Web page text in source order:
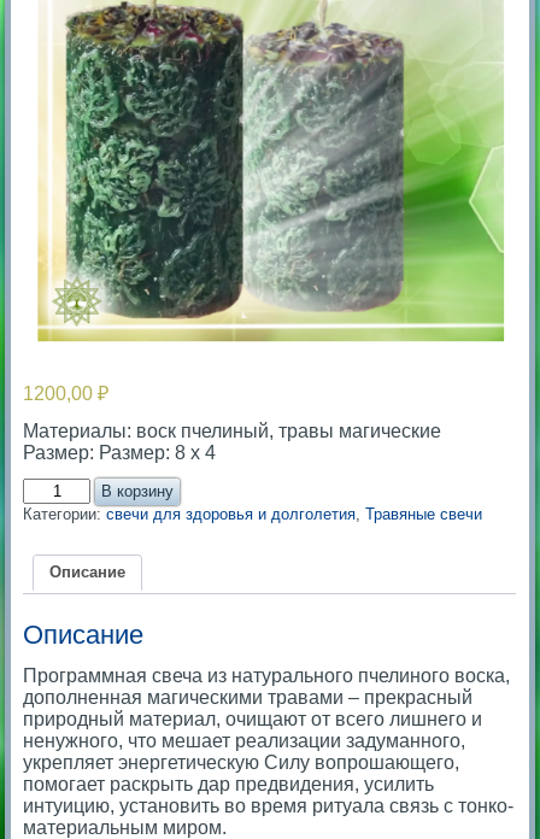
1200,00₽
Материалы: воск пчелиный, травы магические
Размер: Размер: 8 х 4
Количество
товара
Программная
Дар
Предвидения.
В корзину
Категории:свечи для здоровья и долголетия ,Травяные свечи
Описание
Описание
Программная свеча из натурального пчелиного воска,
дополненная магическими травами – прекрасный
природный материал, очищают от всего лишнего и
ненужного, что мешает реализации задуманного,
укрепляет энергетическую Силу вопрошающего,
помогает раскрыть дар предвидения, усилить
интуицию, установить во время ритуала связь с тонко-
материальным миром.